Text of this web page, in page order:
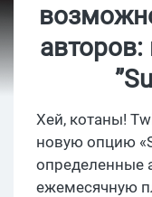
Хей, котаны!
новую опцию
определенные
ежемесячную